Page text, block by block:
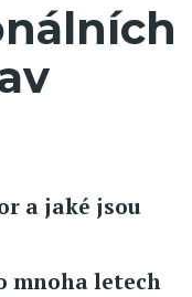
a jaké jsou
mnoha letech